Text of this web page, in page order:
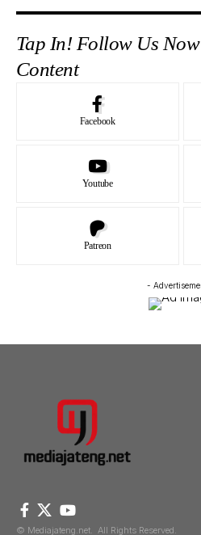
Tap In! Follow Us
Content
Facebook
Youtube
Patreon
-
© Mediajateng.net. All Rights Reserved.